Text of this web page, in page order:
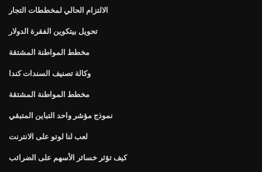
الالتزام الحالي لمخططات التجار
تحويل بيتكوين الفقرة الدولار
مخطط المواطنة المشتقة
وكالة تصنيف السندات كندا
مخطط المواطنة المشتقة
نموذج مؤشر واحد التباين المتبقي
لعب لنا لوتو على الانترنت
كيف تؤثر خسائر الأسهم على الضرائب